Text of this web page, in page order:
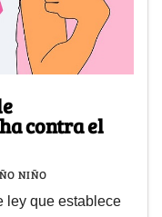
contra el
NIÑO
ley que establece